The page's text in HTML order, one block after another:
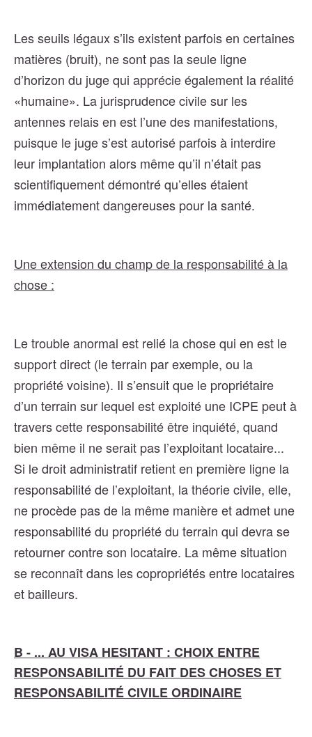
Les seuils légaux s’ils existent parfois en certaines
matières (bruit), ne sont pas la seule ligne
d’horizon du juge qui apprécie également la réalité
«humaine». La jurisprudence civile sur les
antennes relais en est l’une des manifestations,
puisque le juge s’est autorisé parfois à interdire
leur implantation alors même qu’il n’était pas
scientifiquement démontré qu’elles étaient
immédiatement dangereuses pour la santé.
Une extension du champ de la responsabilité à la
chose :
Le trouble anormal est relié la chose qui en est le
support direct (le terrain par exemple, ou la
propriété voisine). Il s’ensuit que le propriétaire
d’un terrain sur lequel est exploité une ICPE peut à
travers cette responsabilité être inquiété, quand
bien même il ne serait pas l’exploitant locataire...
Si le droit administratif retient en première ligne la
responsabilité de l’exploitant, la théorie civile, elle,
ne procède pas de la même manière et admet une
responsabilité du propriété du terrain qui devra se
retourner contre son locataire. La même situation
se reconnaît dans les copropriétés entre locataires
et bailleurs.
B - ... AU VISA HESITANT : CHOIX ENTRE
RESPONSABILITÉ DU FAIT DES CHOSES ET
RESPONSABILITÉ CIVILE ORDINAIRE